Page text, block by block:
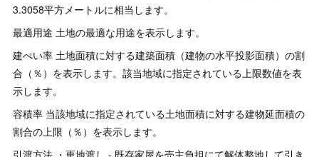
3.3058平方メートルに相当します。
最適用途 土地の最適な用途を表示します。
建ぺい率 土地面積に対する建築面積（建物の水平投影面積）の割
合（％）を表示します。該当地域に指定されている上限数値を表
示します。
容積率 当該地域に指定されている土地面積に対する建物延面積の
割合の上限（％）を表示します。